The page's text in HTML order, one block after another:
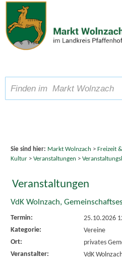
Zum Inhalt,zur Navigation
Schriftgröße A A A
Sie sind hier: Markt Wolnzach > Freizeit &
Kultur> Veranstaltungen >
Veranstaltungen
VdK Wolnzach,
Termin:
25.10.2026
Kategorie:
Vereine
Ort:
privates
Veranstalter:
VdK